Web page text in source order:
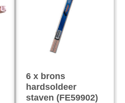
6 x brons
hardsoldeer
staven (FE59902)